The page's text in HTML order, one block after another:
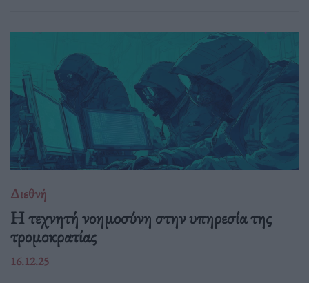
Διεθνή
Η τεχνητή νοημοσύνη στην υπηρεσία της
τρομοκρατίας
16.12.25